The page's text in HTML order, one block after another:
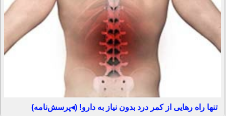
تنها راه رهایی از کمر درد بدون نیاز به دارو! (◂پرسش‌نامه)